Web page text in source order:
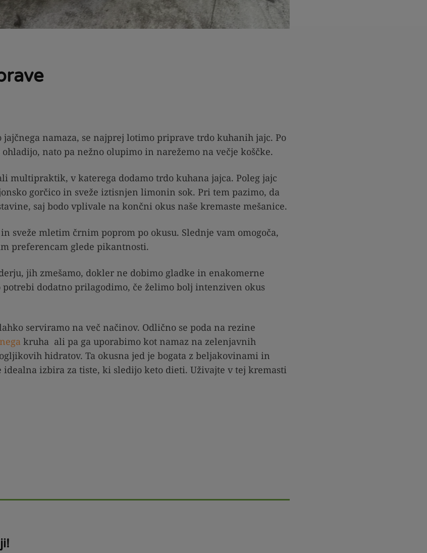
jajčnega namaza, se najprej lotimo priprave trdo kuhanih jajc. Po
nato pa nežno olupimo in narežemo na večje koščke.
multipraktik, v katerega dodamo trdo kuhana jajca. Poleg jajc
gorčico in sveže iztisnjen limonin sok. Pri tem pazimo, da
saj bodo vplivale na končni okus naše kremaste mešanice.
sveže mletim črnim poprom po okusu. Slednje vam omogoča,
preferencam glede pikantnosti.
jih zmešamo, dokler ne dobimo gladke in enakomerne
dodatno prilagodimo, če želimo bolj intenziven okus
serviramo na več načinov. Odlično se poda na rezine
kruha ali pa ga uporabimo kot namaz na zelenjavnih
hidratov. Ta okusna jed je bogata z beljakovinami in
idealna izbira za tiste, ki sledijo keto dieti. Uživajte v tej kremasti